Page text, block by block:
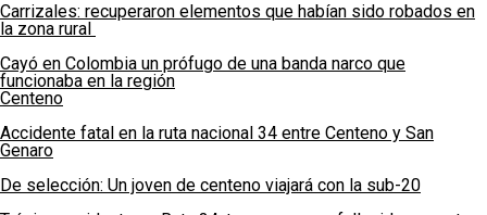
Carrizales: recuperaron elementos que habían sido robados en
la zona rural
Cayó en Colombia un prófugo de una banda narco que
funcionaba en la región
Centeno
Accidente fatal en la ruta nacional 34 entre Centeno y San
Genaro
De selección: Un joven de centeno viajará con la sub-20